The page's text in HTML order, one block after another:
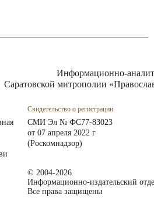
Информационно-
Саратовской митрополии
Свидетельство о регистрации
СМИ Эл № ФС77-83023
от 07 апреля 2022 г
(Роскомнадзор)
© 2004-2026
Информационно-издательский
Все права защищены